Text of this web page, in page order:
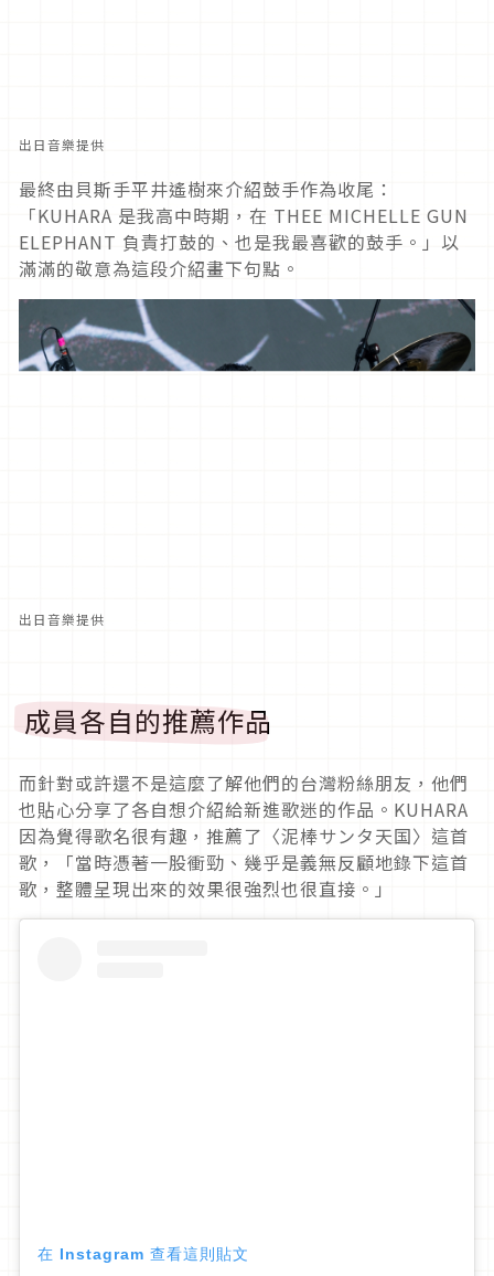
出日音樂提供
最終由貝斯手平井遙樹來介紹鼓手作為收尾：
「KUHARA 是我高中時期，在 THEE MICHELLE GUN
ELEPHANT 負責打鼓的、也是我最喜歡的鼓手。」以
滿滿的敬意為這段介紹畫下句點。
出日音樂提供
成員各自的推薦作品
而針對或許還不是這麼了解他們的台灣粉絲朋友，他們
也貼心分享了各自想介紹給新進歌迷的作品。KUHARA
因為覺得歌名很有趣，推薦了〈泥棒サンタ天国〉這首
歌，「當時憑著一股衝勁、幾乎是義無反顧地錄下這首
歌，整體呈現出來的效果很強烈也很直接。」
在 Instagram 查看這則貼文